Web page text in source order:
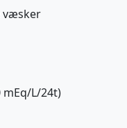
væsker
L/24t)